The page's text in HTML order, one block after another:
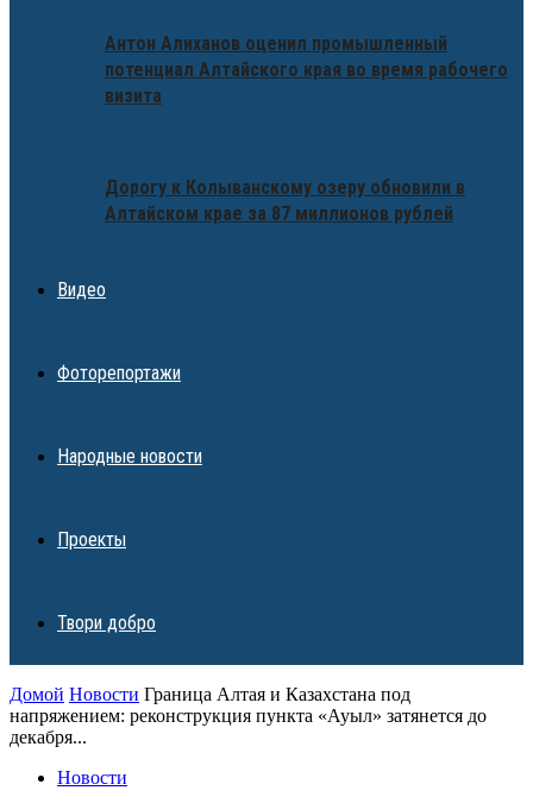
Антон Алиханов оценил промышленный
потенциал Алтайского края во время рабочего
визита
Дорогу к Колыванскому озеру обновили в
Алтайском крае за 87 миллионов рублей
Видео
Фоторепортажи
Народные новости
Проекты
Твори добро
Домой Новости Граница Алтая и Казахстана под
напряжением: реконструкция пункта «Ауыл» затянется до
декабря...
Новости